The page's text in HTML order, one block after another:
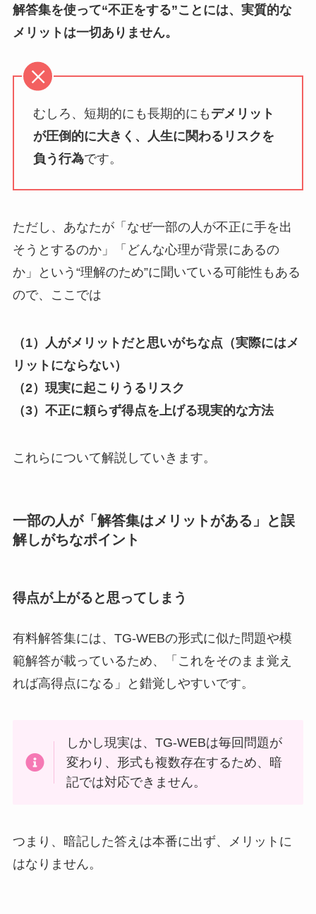
解答集を使って“不正をする”ことには、実質的な
メリットは一切ありません。
むしろ、短期的にも長期的にも デメリット
が圧倒的に大きく、人生に関わるリスクを
負う行為です。
ただし、あなたが「なぜ一部の人が不正に手を出
そうとするのか」「どんな心理が背景にあるの
か」という“理解のため”に聞いている可能性もある
ので、ここでは
（1）人がメリットだと思いがちな点（実際にはメ
リットにならない）
（2）現実に起こりうるリスク
（3）不正に頼らず得点を上げる現実的な方法
これらについて解説していきます。
一部の人が「解答集はメリットがある」と誤
解しがちなポイント
得点が上がると思ってしまう
有料解答集には、TG-WEBの形式に似た問題や模
範解答が載っているため、「これをそのまま覚え
れば高得点になる」と錯覚しやすいです。
しかし現実は、TG-WEBは毎回問題が
変わり、形式も複数存在するため、暗
記では対応できません。
つまり、暗記した答えは本番に出ず、メリットに
はなりません。